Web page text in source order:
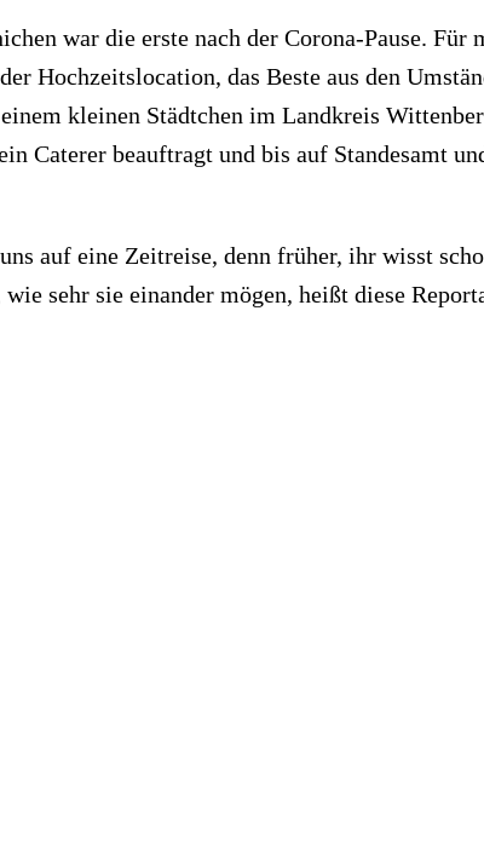
war die erste nach der Corona-Pause.
Hochzeitslocation, das Beste aus den
kleinen Städtchen im Landkreis
Caterer beauftragt und bis auf Standesamt
auf eine Zeitreise, denn früher, ihr wisst
sehr sie einander mögen, heißt diese